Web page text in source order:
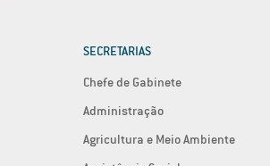
SECRETARIAS
Chefe de Gabinete
Administração
Agricultura e Meio Ambiente